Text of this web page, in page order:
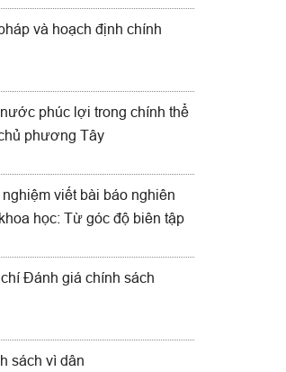
pháp và hoạch định chính
phúc lợi trong chính thể
phương Tây
nghiệm viết bài báo nghiên
học: Từ góc độ biên tập
Đánh giá chính sách
sách vì dân